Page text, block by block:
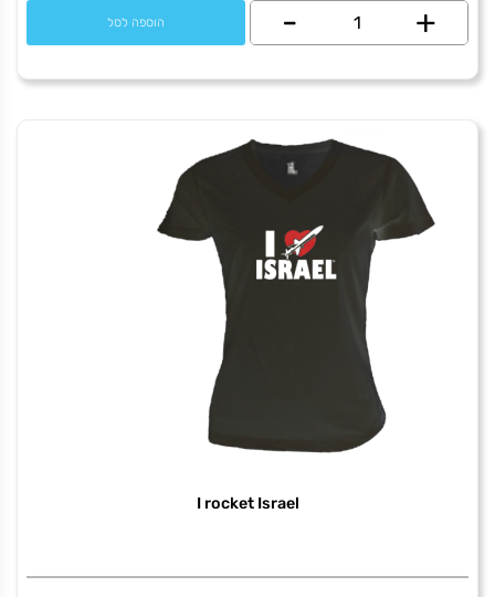
+
כמות
love
this
- הוספה לסל
I rocket Israel